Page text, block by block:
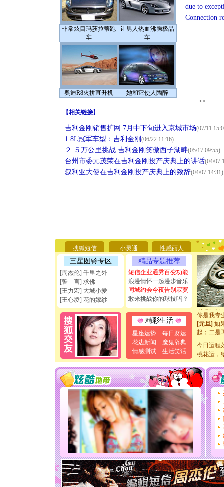
非常炫目玛莎拉蒂跑
车
让男人热血沸腾极品
车
奥迪R8火拼直升机 她和它使人陶醉
due to
Connection
>>
【相关链接】
·吉利金刚销售扩网 7月中下旬进入京城市场(07/11
· 1.8L冠军车型：吉利金刚 (06/22 11:16)
· ２.５万公里挑战 吉利金刚笑傲西子湖畔(05/17 09:55)
· 台州市委元茂荣在吉利金刚投产庆典上的讲话(04/07
·叙利亚大使在吉利金刚投产庆典上的致辞(04/07 14:31)
搜狐短信 小灵通 性感丽人
三星图铃专区
[周杰伦] 千里之外
[誓 言] 求佛
[王力宏] 大城小爱
[王心凌] 花的嫁纱
精品专题推荐
短信企业通秀百变功能
浪漫情怀一起漫步音乐
同城约会今夜告别寂寞
敢来挑战你的球技吗？
精彩生活
星座运势
每日财运
花边新闻
魔鬼辞典
情感测试
生活笑话
要平安！
[圣诞节]
能正大光
天都要快
[圣诞节]
如意,快
[元旦]看
断电。爱
你是我专
[元旦] 如
起；二是
离。水晶
[元旦]当
泣，这痛
卖了。水
[春节]风
颜！冬
道一声平
[春节]
传
片叶子
送你一
[圣诞节]
你太多
要平安
[圣诞节]
能正大光
天都要快
[圣诞节]
如意,快
今日运程
桃花运，